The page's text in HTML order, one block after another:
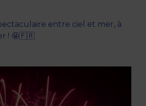
entre ciel et mer, à
! 🤩🇫🇷